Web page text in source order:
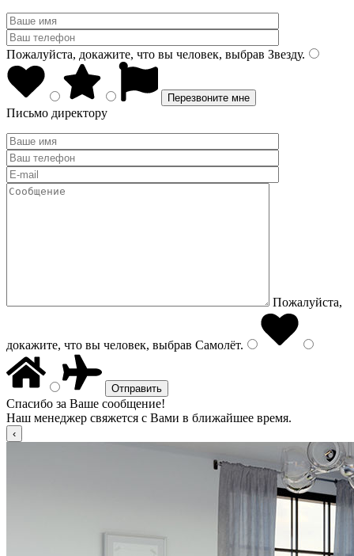
Пожалуйста, докажите, что вы человек, выбрав Звезду.
Письмо директору
Пожалуйста,
докажите, что вы человек, выбрав Самолёт.
Спасибо за Ваше сообщение!
Наш менеджер свяжется с Вами в ближайшее время.